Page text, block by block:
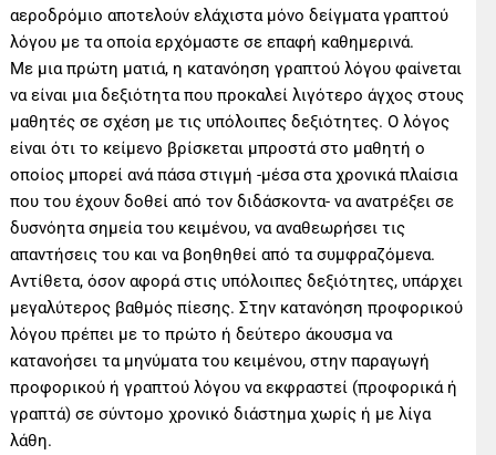
αεροδρόμιο αποτελούν ελάχιστα μόνο δείγματα γραπτού
λόγου με τα οποία ερχόμαστε σε επαφή καθημερινά.
Με μια πρώτη ματιά, η κατανόηση γραπτού λόγου φαίνεται
να είναι μια δεξιότητα που προκαλεί λιγότερο άγχος στους
μαθητές σε σχέση με τις υπόλοιπες δεξιότητες. Ο λόγος
είναι ότι το κείμενο βρίσκεται μπροστά στο μαθητή ο
οποίος μπορεί ανά πάσα στιγμή -μέσα στα χρονικά πλαίσια
που του έχουν δοθεί από τον διδάσκοντα- να ανατρέξει σε
δυσνόητα σημεία του κειμένου, να αναθεωρήσει τις
απαντήσεις του και να βοηθηθεί από τα συμφραζόμενα.
Αντίθετα, όσον αφορά στις υπόλοιπες δεξιότητες, υπάρχει
μεγαλύτερος βαθμός πίεσης. Στην κατανόηση προφορικού
λόγου πρέπει με το πρώτο ή δεύτερο άκουσμα να
κατανοήσει τα μηνύματα του κειμένου, στην παραγωγή
προφορικού ή γραπτού λόγου να εκφραστεί (προφορικά ή
γραπτά) σε σύντομο χρονικό διάστημα χωρίς ή με λίγα
λάθη.